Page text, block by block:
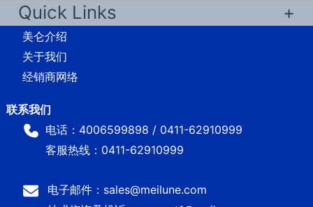
Quick Links
美仑介绍
关于我们
经销商网络
电话：4006599898 / 0411-62910999
客服热线：0411-62910999
电子邮件：sales@meilune.com